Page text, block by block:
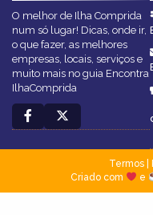
O melhor de Ilha Comprida
num só lugar! Dicas, onde ir,
o que fazer, as melhores
empresas, locais, serviços e
muito mais no guia Encontra
IlhaComprida
Termos|
Criado com
e